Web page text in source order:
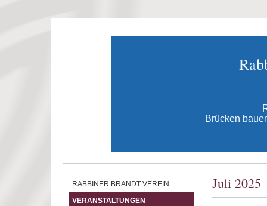
Brücken
RABBINER BRANDT VEREIN
VERANSTALTUNGEN
Juli 2025